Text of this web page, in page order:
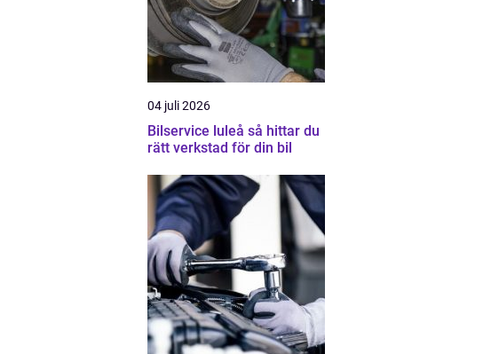
04 juli 2026
Bilservice luleå så hittar du
rätt verkstad för din bil